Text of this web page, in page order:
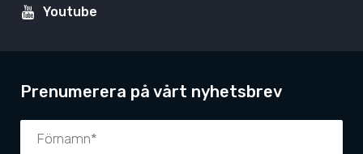
Youtube
Prenumerera på vårt nyhetsbrev